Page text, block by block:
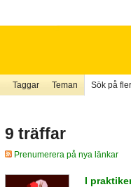
Taggar Teman Sök på
9 träffar
Prenumerera på nya länkar
I